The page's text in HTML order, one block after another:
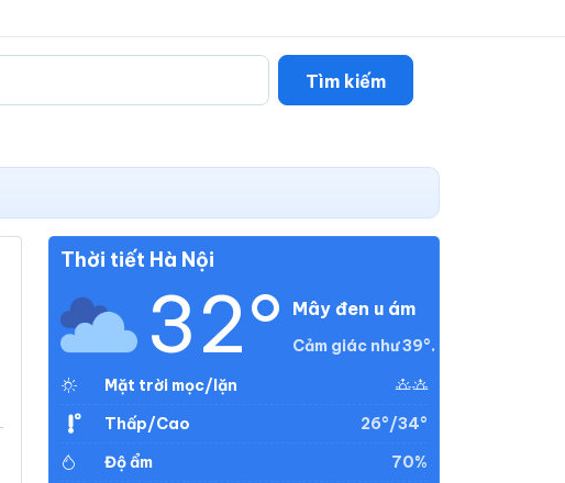
Tìm kiếm
Thời tiết Hà Nội
32° Mây đen u ám
Cảm giác như 39°.
Mặt trời mọc/lặn
Thấp/Cao
26°/34°
Độ ẩm
70%